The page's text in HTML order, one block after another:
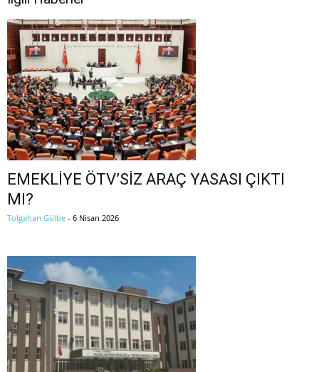
EMEKLİYE ÖTV’SİZ ARAÇ YASASI ÇIKTI
MI?
Tolgahan Gülbe - 6 Nisan 2026